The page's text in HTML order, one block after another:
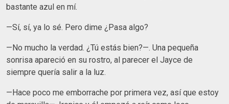
bastante azul en mí.
—Sí, sí, ya lo sé. Pero dime ¿Pasa algo?
—No mucho la verdad. ¿Tú estás bien?—. Una pequeña
sonrisa apareció en su rostro, al parecer el Jayce de
siempre quería salir a la luz.
—Hace poco me emborrache por primera vez, así que estoy